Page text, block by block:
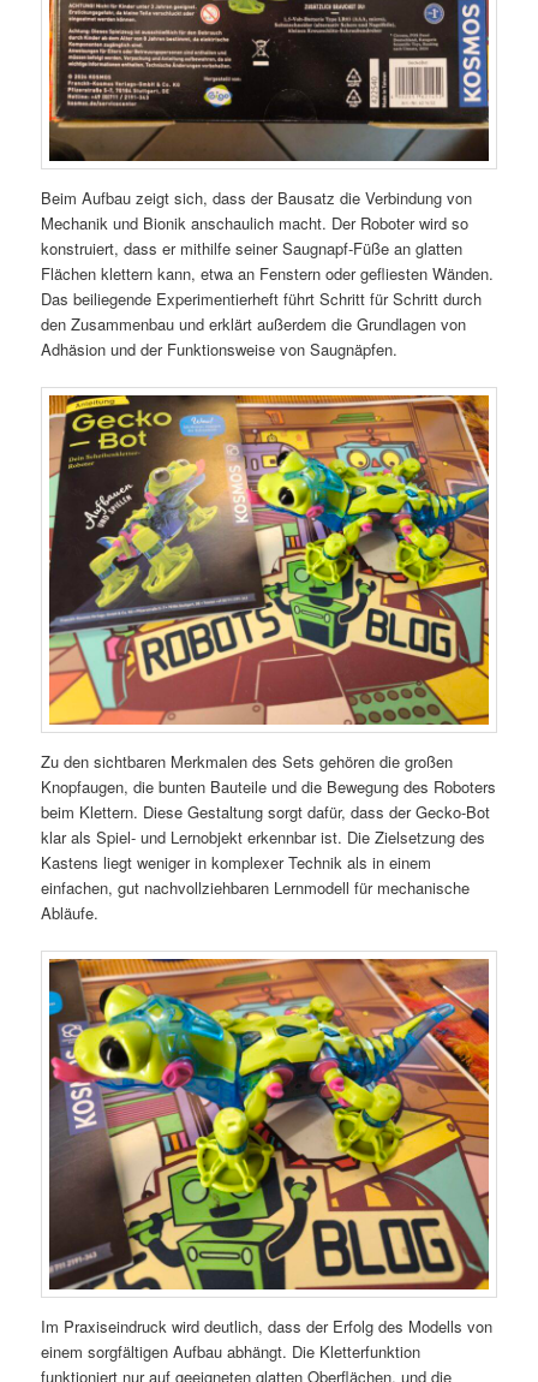
Beim Aufbau zeigt sich, dass der Bausatz die Verbindung von
Mechanik und Bionik anschaulich macht. Der Roboter wird so
konstruiert, dass er mithilfe seiner Saugnapf-Füße an glatten
Flächen klettern kann, etwa an Fenstern oder gefliesten Wänden.
Das beiliegende Experimentierheft führt Schritt für Schritt durch
den Zusammenbau und erklärt außerdem die Grundlagen von
Adhäsion und der Funktionsweise von Saugnäpfen.
Zu den sichtbaren Merkmalen des Sets gehören die großen
Knopfaugen, die bunten Bauteile und die Bewegung des Roboters
beim Klettern. Diese Gestaltung sorgt dafür, dass der Gecko-Bot
klar als Spiel- und Lernobjekt erkennbar ist. Die Zielsetzung des
Kastens liegt weniger in komplexer Technik als in einem
einfachen, gut nachvollziehbaren Lernmodell für mechanische
Abläufe.
Im Praxiseindruck wird deutlich, dass der Erfolg des Modells von
einem sorgfältigen Aufbau abhängt. Die Kletterfunktion
funktioniert nur auf geeigneten glatten Oberflächen, und die